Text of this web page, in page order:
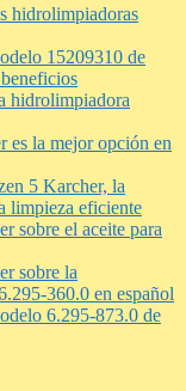
hidrolimpiadoras
15209310 de
hidrolimpiadora
es la mejor opción en
5 Karcher, la
limpieza eficiente
sobre el aceite para
sobre la
360.0 en español
6.295-873.0 de